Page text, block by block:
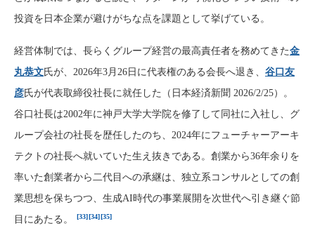
投資を日本企業が避けがちな点を課題として挙げている。
経営体制では、長らくグループ経営の最高責任者を務めてきた金
丸恭文氏が、2026年3月26日に代表権のある会長へ退き、 谷口友
彦氏が代表取締役社長に就任した（日本経済新聞 2026/2/25）。
谷口社長は2002年に神戸大学大学院を修了して同社に入社し、グ
ループ会社の社長を歴任したのち、2024年にフューチャーアーキ
テクトの社長へ就いていた生え抜きである。創業から36年余りを
率いた創業者から二代目への承継は、独立系コンサルとしての創
業思想を保ちつつ、生成AI時代の事業展開を次世代へ引き継ぐ節
目にあたる。
[33][34][35]